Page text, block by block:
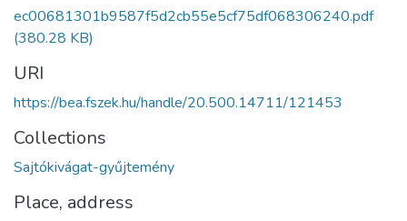
ec00681301b9587f5d2cb55e5cf75df068306240.pdf
(380.28 KB)
URI
https://bea.fszek.hu/handle/20.500.14711/121453
Collections
Sajtókivágat-gyűjtemény
Place, address